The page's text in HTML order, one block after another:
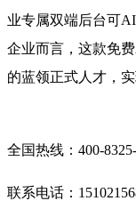
业专属双端后台可
企业而言，这款免
的蓝领正式人才，
全国热线：
联系电话：